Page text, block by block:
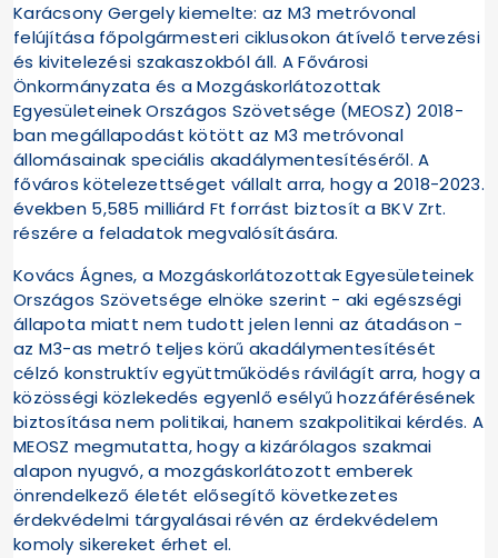
Karácsony Gergely kiemelte: az M3 metróvonal
felújítása főpolgármesteri ciklusokon átívelő tervezési
és kivitelezési szakaszokból áll. A Fővárosi
Önkormányzata és a Mozgáskorlátozottak
Egyesületeinek Országos Szövetsége (MEOSZ) 2018-
ban megállapodást kötött az M3 metróvonal
állomásainak speciális akadálymentesítéséről. A
főváros kötelezettséget vállalt arra, hogy a 2018-2023.
években 5,585 milliárd Ft forrást biztosít a BKV Zrt.
részére a feladatok megvalósítására.
Kovács Ágnes, a Mozgáskorlátozottak Egyesületeinek
Országos Szövetsége elnöke szerint - aki egészségi
állapota miatt nem tudott jelen lenni az átadáson -
az M3-as metró teljes körű akadálymentesítését
célzó konstruktív együttműködés rávilágít arra, hogy a
közösségi közlekedés egyenlő esélyű hozzáférésének
biztosítása nem politikai, hanem szakpolitikai kérdés. A
MEOSZ megmutatta, hogy a kizárólagos szakmai
alapon nyugvó, a mozgáskorlátozott emberek
önrendelkező életét elősegítő következetes
érdekvédelmi tárgyalásai révén az érdekvédelem
komoly sikereket érhet el.